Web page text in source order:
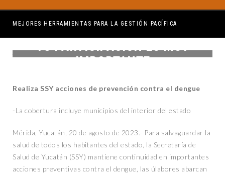
MEJORES HERRAMIENTAS PARA LA GESTIÓN PACÍFICA
TÚ PARTICIPACIÓN ES MUY
IMPORTANTE
Realiza SSY acciones de prevención contra el dengue
-La cobertura incluye municipios del interior del estado
Mérida, Yucatán, 20 de agosto de 2023.- Para salvaguardar la
salud de todos los habitantes del estado, la Secretaría de
Salud de Yucatán (SSY) mantiene continuidad en importantes
acciones preventivas contra el dengue, las úlabores abarcan